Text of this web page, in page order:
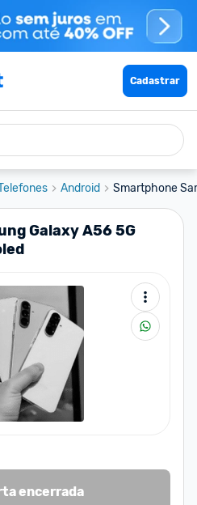
Cadastrar
Android Smartphone
Galaxy A56 5G
encerrada